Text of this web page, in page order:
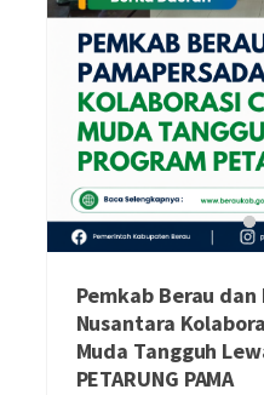
Pemkab Berau dan
Nusantara
Muda Tangguh
PETARUNG PAMA